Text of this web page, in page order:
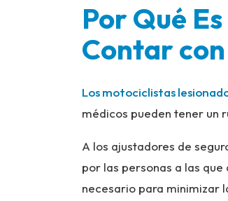
Por Qué
Contar
Los motociclistas
médicos pueden tener un
A los ajustadores de
por las personas a las
necesario para minimizar